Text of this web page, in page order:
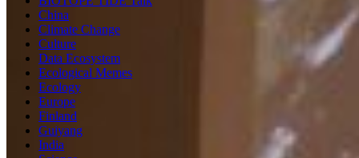
China
Climate Change
Culture
Data Ecosystem
Ecological Memes
Ecology
Europe
Finland
Guiyang
India